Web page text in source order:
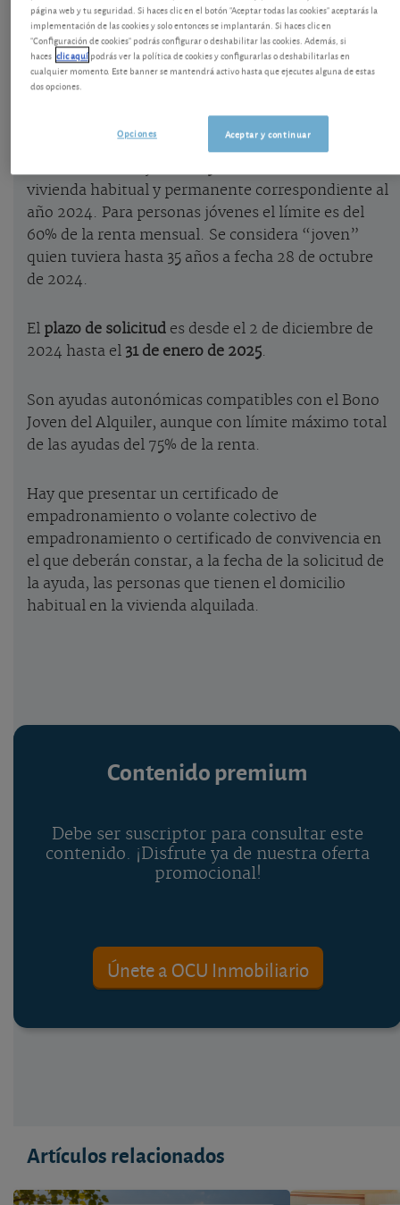
Castilla y León ha convocado ayudas de 2024 para
el alquiler de vivienda o habitación destinada a
domicilio habitual y permanente, para sectores de
población con escasos medios económicos y
cumpliendo condiciones que le comentamos.
vivienda habitual y permanente correspondiente al
año 2024. Para personas jóvenes el límite es del
60% de la renta mensual. Se considera “joven”
quien tuviera hasta 35 años a fecha 28 de octubre
de 2024.
El plazo de solicitud es desde el 2 de diciembre de
2024 hasta el 31 de enero de 2025.
Son ayudas autonómicas compatibles con el Bono
Joven del Alquiler, aunque con límite máximo total
de las ayudas del 75% de la renta.
Hay que presentar un certificado de
empadronamiento o volante colectivo de
empadronamiento o certificado de convivencia en
el que deberán constar, a la fecha de la solicitud de
la ayuda, las personas que tienen el domicilio
habitual en la vivienda alquilada.
Contenido premium
Debe ser suscriptor para consultar este
contenido. ¡Disfrute ya de nuestra oferta
promocional!
Únete a OCU Inmobiliario
Artículos relacionados
página web y tu seguridad. Si haces clic en el botón "Aceptar todas las cookies" aceptarás la
implementación de las cookies y solo entonces se implantarán. Si haces clic en
"Configuración de cookies" podrás configurar o deshabilitar las cookies. Además, si
haces clic aquípodrás ver la política de cookies y configurarlas o deshabilitarlas en
cualquier momento. Este banner se mantendrá activo hasta que ejecutes alguna de estas
dos opciones.
Aceptar y continuar
Opciones